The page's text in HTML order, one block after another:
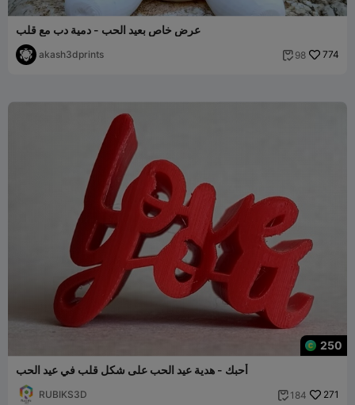
عرض خاص بعيد الحب - دمية دب مع قلب
akash3dprints  98 774
250
أحبك - هدية عيد الحب على شكل قلب في عيد الحب
RUBIKS3D  184 271